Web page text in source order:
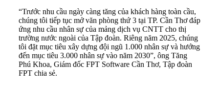
“Trước nhu cầu ngày càng tăng của khách hàng toàn cầu,
chúng tôi tiếp tục mở văn phòng thứ 3 tại TP. Cần Thơ đáp
ứng nhu cầu nhân sự của mảng dịch vụ CNTT cho thị
trường nước ngoài của Tập đoàn. Riêng năm 2025, chúng
tôi đặt mục tiêu xây dựng đội ngũ 1.000 nhân sự và hướng
đến mục tiêu 3.000 nhân sự vào năm 2030”, ông Tăng
Phú Khoa, Giám đốc FPT Software Cần Thơ, Tập đoàn
FPT chia sẻ.